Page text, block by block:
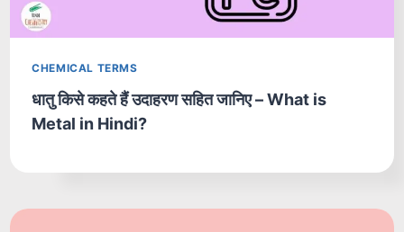
CHEMICAL TERMS
धातु किसे कहते हैं उदाहरण सहित जानिए – What is
Metal in Hindi?